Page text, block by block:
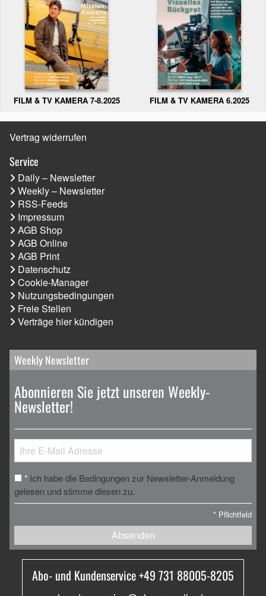
FILM & TV KAMERA 7-8.2025 FILM & TV KAMERA 6.2025
Vertrag widerrufen
Service
Daily – Newsletter
Weekly – Newsletter
RSS-Feeds
Impressum
AGB Shop
AGB Online
AGB Print
Datenschutz
Cookie-Manager
Nutzungsbedingungen
Freie Stellen
Verträge hier kündigen
Weekly Newsletter
Abonnieren Sie jetzt unseren Weekly-
Newsletter!
* Ich habe die Bedingungen zur Newsletter-Anmeldung
gelesen und stimme diesen zu.
* Pflichtfeld
Absenden
Abo- und Kundenservice +49 731 88005-8205